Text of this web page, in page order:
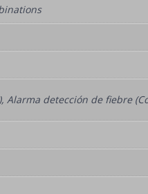
detección de fiebre